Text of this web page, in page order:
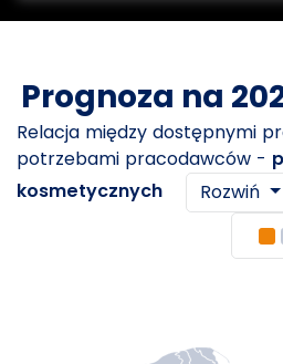
Prognoza na
Relacja między dostępnymi
potrzebami pracodawców -
kosmetycznych
Rozwiń